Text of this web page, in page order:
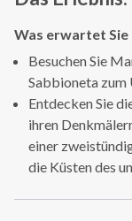
Was erwartet Sie
Besuchen Sie
Sabbioneta
Entdecken Sie
ihren
einer
die Küsten des